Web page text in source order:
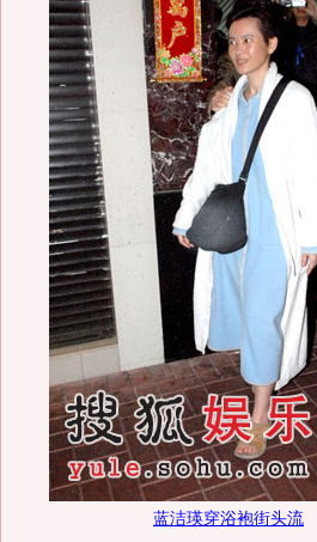
蓝洁瑛穿浴袍街头流